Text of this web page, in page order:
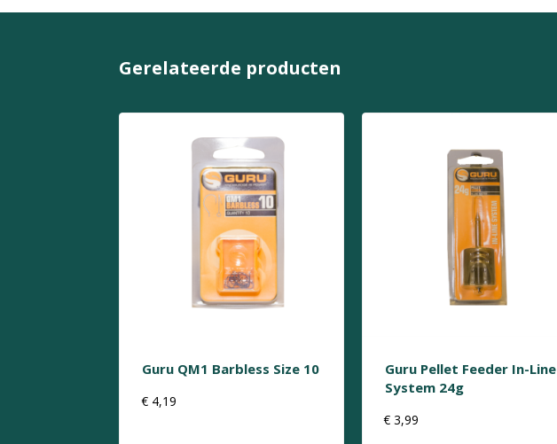
Gerelateerde producten
Guru QM1 Barbless Size 10
€4,19
Guru Pellet Feeder In-Line
System 24g
€ 3,99